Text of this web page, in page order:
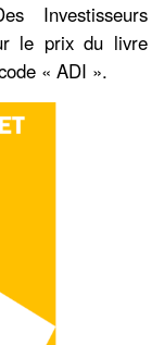
Investisseurs
le prix du livre
« ADI ».